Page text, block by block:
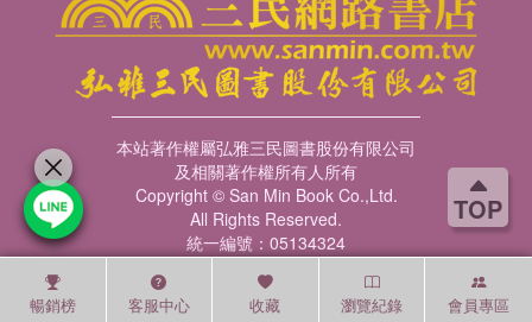
TOP
暢銷榜 客服中心 收藏 瀏覽紀錄 會員專區
本站著作權屬弘雅三民圖書股份有限公司
及相關著作權所有人所有
Copyright © San Min Book Co.,Ltd.
All Rights Reserved.
統一編號：05134324